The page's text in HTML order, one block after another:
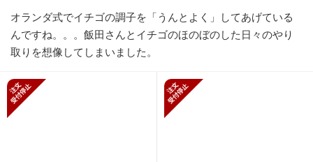
オランダ式でイチゴの調子を「うんとよく」してあげている
んですね。。。飯田さんとイチゴのほのぼのした日々のやり
取りを想像してしまいました。